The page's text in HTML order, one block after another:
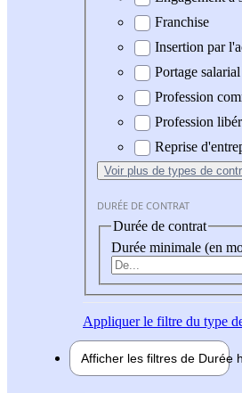
Franchise
Insertion par
Portage salarial
Profession
Profession
Reprise
Voir plus de types de
DURÉE DE CONTRAT
Durée de contrat
Durée minimale (en
Appliquerle filtre du type
Afficher les filtres de Durée